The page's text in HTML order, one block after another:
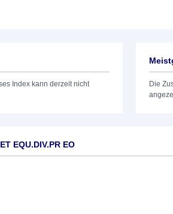
Index kann derzeit nicht
Die
EQU.DIV.PR EO